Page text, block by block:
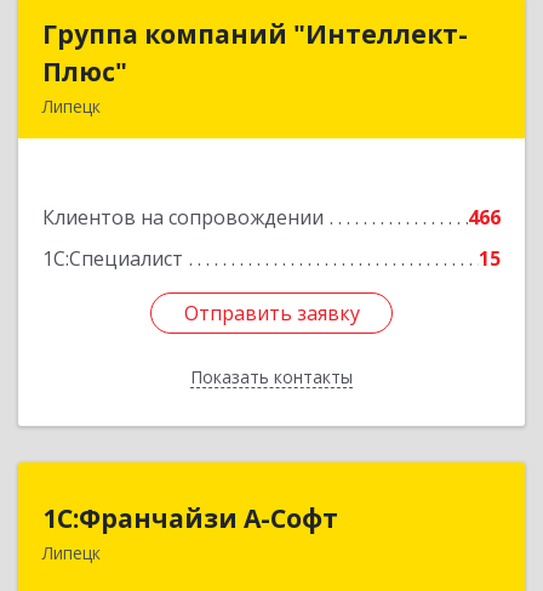
Группа компаний "Интеллект-
Плюс"
Липецк
Клиентов на сопровождении
466
1С:Специалист
15
Отправить заявку
Показать контакты
Группа компаний "Интеллект-
Подробнее
Отправить заявку
Назад
1С:Франчайзи А-Софт
Липецк
1С:Франчайзи А-Софт
398059, Липецкая обл, Липецк г, Фрунзе ул,